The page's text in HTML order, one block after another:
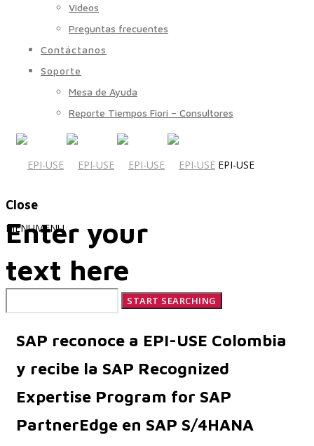
Videos
Preguntas frecuentes
Contáctanos
Soporte
Mesa de Ayuda
Reporte Tiempos Fiori – Consultores
EPI-USE
MENUMENU
Servicios
Servicios y productos cloud
Close
Enter your
text here
SAP reconoce a EPI-USE Colombia
y recibe la SAP Recognized
Expertise Program for SAP
PartnerEdge en SAP S/4HANA